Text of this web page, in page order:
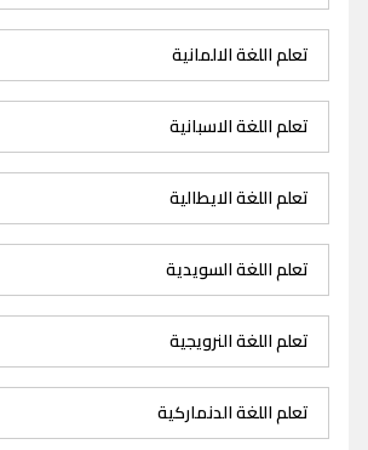
تعلم اللغة الالمانية
تعلم اللغة الاسبانية
تعلم اللغة الايطالية
تعلم اللغة السويدية
تعلم اللغة النرويجية
تعلم اللغة الدنماركية